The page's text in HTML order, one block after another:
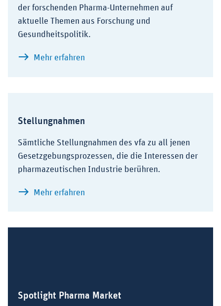
der forschenden Pharma-Unternehmen auf
aktuelle Themen aus Forschung und
Gesundheitspolitik.
Mehr erfahren
Stellungnahmen
Sämtliche Stellungnahmen des vfa zu all jenen
Gesetzgebungsprozessen, die die Interessen der
pharmazeutischen Industrie berühren.
Mehr erfahren
Spotlight Pharma Market